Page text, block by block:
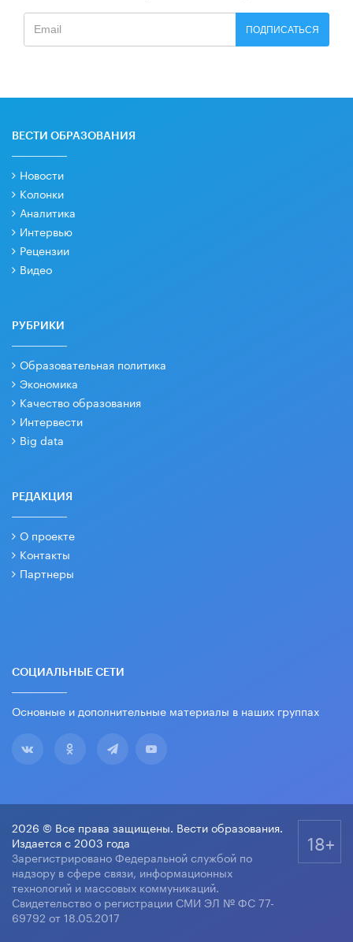
ПОДПИСАТЬСЯ
ВЕСТИ ОБРАЗОВАНИЯ
Новости
Колонки
Аналитика
Интервью
Рецензии
Видео
РУБРИКИ
Образовательная политика
Экономика
Качество образования
Интервести
Big data
РЕДАКЦИЯ
О проекте
Контакты
Партнеры
СОЦИАЛЬНЫЕ СЕТИ
Основные и дополнительные материалы в наших группах
2026 © Все права защищены. Вести образования.
Издается с 2003 года
Зарегистрировано Федеральной службой по
надзору в сфере связи, информационных
технологий и массовых коммуникаций.
Свидетельство о регистрации СМИ ЭЛ № ФС 77-
69792 от 18.05.2017
18+